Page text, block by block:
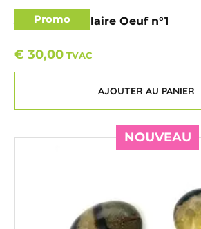
Promo
Jaspe Orbiculaire Oeuf n°1
€ 30,00 TVAC
AJOUTER AU PANIER
NOUVEAU
NOUVEAU